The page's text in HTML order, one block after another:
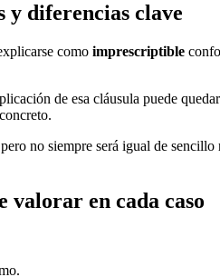
y diferencias clave
como imprescriptible
de esa cláusula puede
no siempre será igual de
valorar en cada caso